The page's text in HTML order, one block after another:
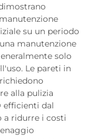
su un periodo
manutenzione
solo
Le pareti in
alla pulizia
efficienti dal
a ridurre i costi